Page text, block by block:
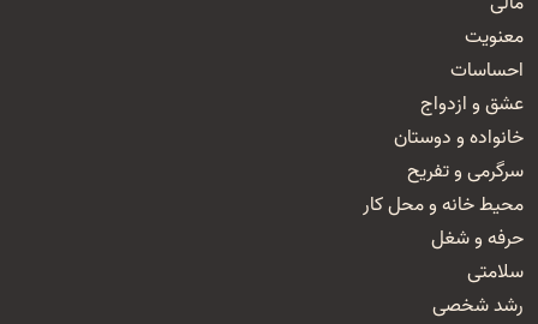
معنویت
احساسات
عشق و ازدواج
خانواده و دوستان
سرگرمی و تفریح
محیط خانه و محل کار
حرفه و شغل
سلامتی
رشد شخصی